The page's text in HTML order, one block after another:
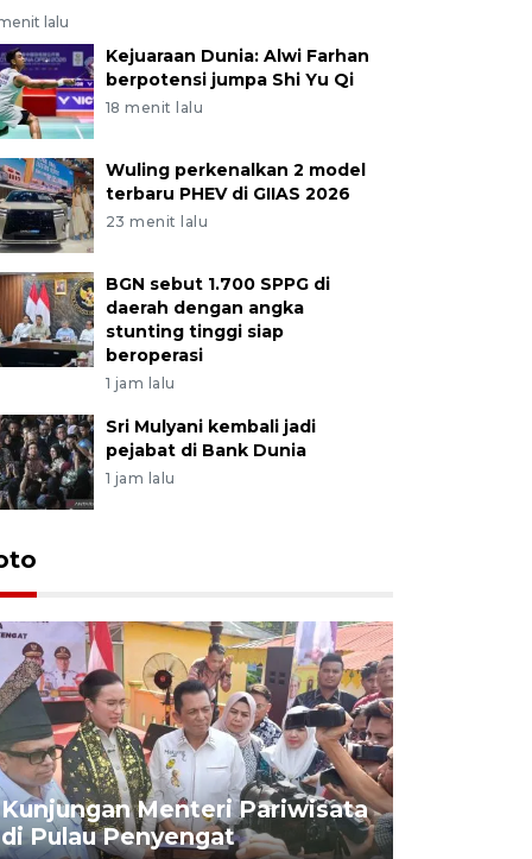
lalu
Kejuaraan Dunia: Alwi Farhan
berpotensi jumpa Shi Yu Qi
18 menit lalu
Wuling perkenalkan 2 model
terbaru PHEV di GIIAS 2026
23 menit lalu
BGN sebut 1.700 SPPG di
daerah dengan angka
stunting tinggi siap
beroperasi
1 jam lalu
Sri Mulyani kembali jadi
pejabat di Bank Dunia
1 jam lalu
Kunjungan Menteri Pariwisata
di Pulau Penyengat